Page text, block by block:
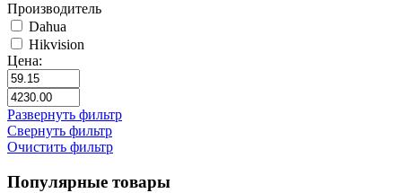
Производитель
Dahua
Hikvision
Цена:
Развернуть фильтр
Свернуть фильтр
Очистить фильтр
Популярные товары